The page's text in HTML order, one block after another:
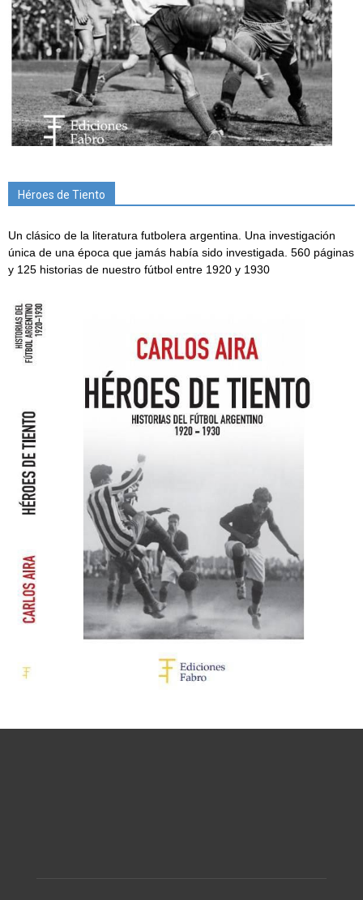
Héroes de Tiento
Un clásico de la literatura futbolera argentina. Una investigación
única de una época que jamás había sido investigada. 560 páginas
y 125 historias de nuestro fútbol entre 1920 y 1930